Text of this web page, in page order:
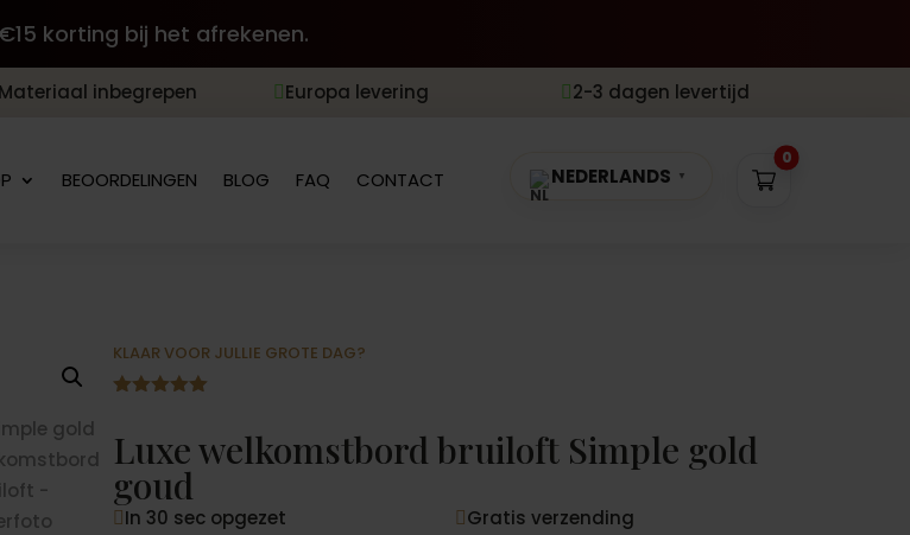
korting bij het afrekenen.
Materiaal inbegrepen  Europa levering  2-3 dagen levertijd
BEOORDELINGEN BLOG FAQ CONTACT NEDERLANDS ▼
0
KLAAR VOOR JULLIE GROTE DAG?
5
gebaseerd
op
klantbeoord
elingen
Luxe welkomstbord bruiloft Simple gold
goud
 In 30 sec opgezet  Gratis verzending